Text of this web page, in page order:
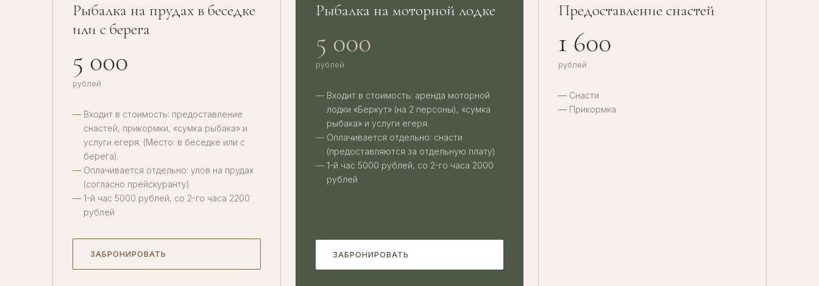
Рыбалка на прудах в беседке
или с берега
5 000
рублей
Входит в стоимость: предоставление
снастей, прикормки, «сумка рыбака» и
услуги егеря. (Место: в беседке или с
берега).
Оплачивается отдельно: улов на прудах
(согласно прейскуранту)
1-й час 5000 рублей, со 2-го часа 2200
рублей
ЗАБРОНИРОВАТЬ
Рыбалка на моторной лодке
5 000
рублей
Входит в стоимость: аренда моторной
лодки «Беркут» (на 2 персоны), «сумка
рыбака» и услуги егеря.
Оплачивается отдельно: снасти
(предоставляются за отдельную плату)
1-й час 5000 рублей, со 2-го часа 2000
рублей
ЗАБРОНИРОВАТЬ
Предоставление снастей
1 600
рублей
Снасти
Прикормка